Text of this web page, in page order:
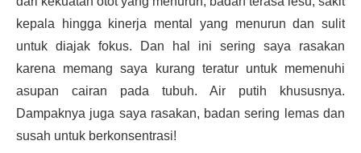
kepala hingga kinerja mental yang menurun dan sulit
untuk diajak fokus. Dan hal ini sering saya rasakan
karena memang saya kurang teratur untuk memenuhi
asupan cairan pada tubuh. Air putih khususnya.
Dampaknya juga saya rasakan, badan sering lemas dan
susah untuk berkonsentrasi!